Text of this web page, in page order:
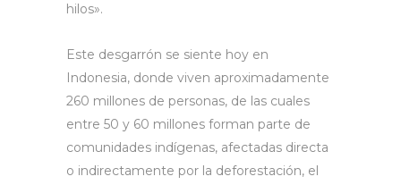
hilos».
Este desgarrón se siente hoy en
Indonesia, donde viven aproximadamente
260 millones de personas, de las cuales
entre 50 y 60 millones forman parte de
comunidades indígenas, afectadas directa
o indirectamente por la deforestación, el